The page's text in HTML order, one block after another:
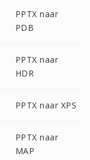
PPTX naar
PDB
PPTX naar
HDR
PPTX naar XPS
PPTX naar
MAP